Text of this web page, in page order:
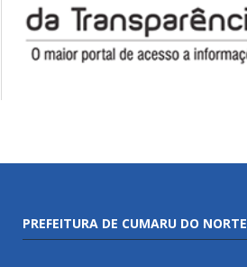
PREFEITURA DE CUMARU DO NORTE